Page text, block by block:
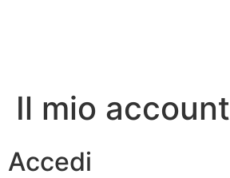
Il mio account
Accedi